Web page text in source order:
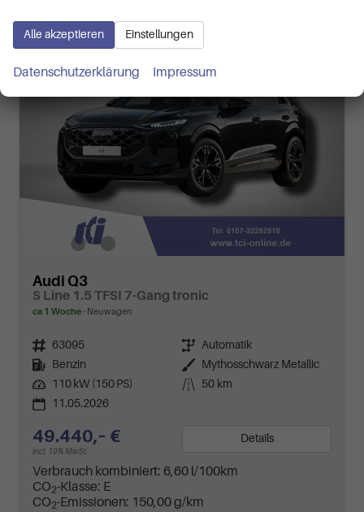
Audi Q3
S Line 1.5 TFSI 7-Gang tronic
ca 1 Woche Neuwagen
Fahrzeugnr. 63095 Getriebe Automatik
Kraftstoff
Benzin Außenfarbe
Mythosschwarz Metallic
Leistung
110 kW (150 PS) Kilometerstand
50 km
11.05.2026
49.440,– €
incl. 19% MwSt.
Details
Verbrauch kombiniert: 6,60 l/100km
CO2-Klasse: E
CO2-Emissionen: 150,00 g/km
Alle akzeptieren Einstellungen
Datenschutzerklärung Impressum